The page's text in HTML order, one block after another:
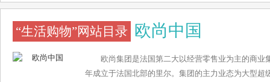
“生活购物”网站目录 欧尚中国
欧尚集团是法国第二大以经营零售业为主的商业
年成立于法国北部的里尔。集团的主力业态为大型超